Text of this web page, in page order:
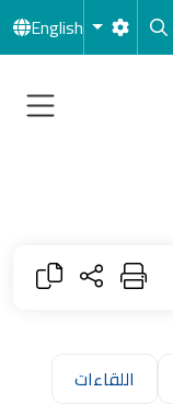
English
اللقاءات